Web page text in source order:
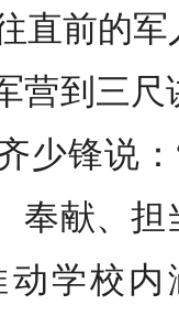
直前的
营到三
少锋说
奉献、
学校